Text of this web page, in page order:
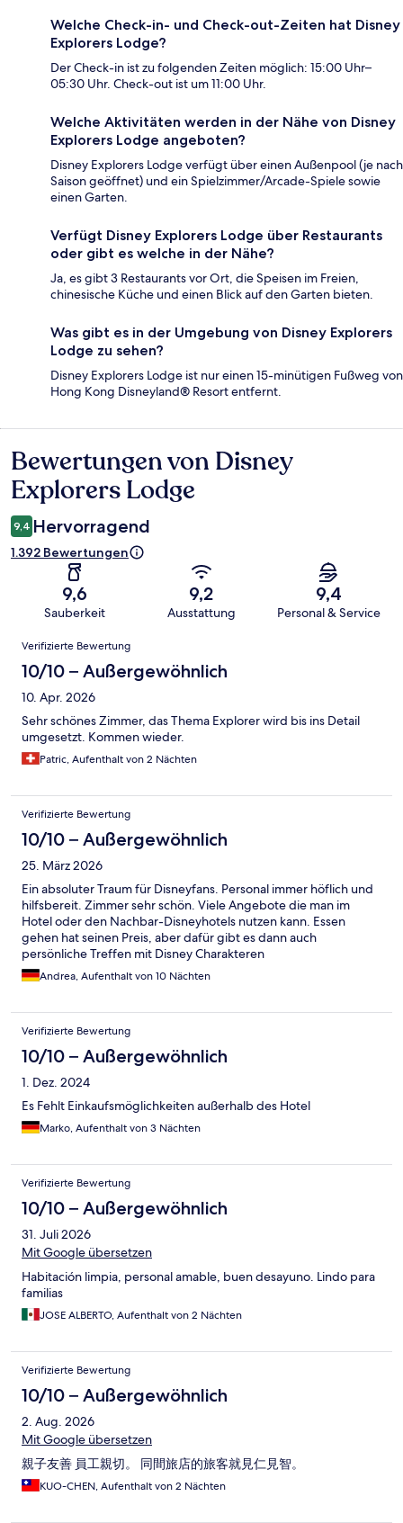
Welche Check-in- und Check-out-Zeiten hat Disney
Explorers Lodge?
Der Check-in ist zu folgenden Zeiten möglich: 15:00 Uhr–
05:30 Uhr. Check-out ist um 11:00 Uhr.
Welche Aktivitäten werden in der Nähe von Disney
Explorers Lodge angeboten?
Disney Explorers Lodge verfügt über einen Außenpool (je nach
Saison geöffnet) und ein Spielzimmer/Arcade-Spiele sowie
einen Garten.
Verfügt Disney Explorers Lodge über Restaurants
oder gibt es welche in der Nähe?
Ja, es gibt 3 Restaurants vor Ort, die Speisen im Freien,
chinesische Küche und einen Blick auf den Garten bieten.
Was gibt es in der Umgebung von Disney Explorers
Lodge zu sehen?
Disney Explorers Lodge ist nur einen 15-minütigen Fußweg von
Hong Kong Disneyland® Resort entfernt.
Bewertungen
Bewertungen von Disney
Explorers Lodge
9,4 Hervorragend
1.392 Bewertungen
9,6
Sauberkeit
9,2
Ausstattung
9,4
Personal & Service
Bewertungen
Verifizierte Bewertung
10/10 – Außergewöhnlich
10. Apr. 2026
Sehr schönes Zimmer, das Thema Explorer wird bis ins Detail
umgesetzt. Kommen wieder.
Patric, Aufenthalt von 2 Nächten
Verifizierte Bewertung
10/10 – Außergewöhnlich
25. März 2026
Ein absoluter Traum für Disneyfans. Personal immer höflich und
hilfsbereit. Zimmer sehr schön. Viele Angebote die man im
Hotel oder den Nachbar-Disneyhotels nutzen kann. Essen
gehen hat seinen Preis, aber dafür gibt es dann auch
persönliche Treffen mit Disney Charakteren
Andrea, Aufenthalt von 10 Nächten
Verifizierte Bewertung
10/10 – Außergewöhnlich
1. Dez. 2024
Es Fehlt Einkaufsmöglichkeiten außerhalb des Hotel
Marko, Aufenthalt von 3 Nächten
Verifizierte Bewertung
10/10 – Außergewöhnlich
31. Juli 2026
Mit Google übersetzen
Habitación limpia, personal amable, buen desayuno. Lindo para
familias
JOSE ALBERTO, Aufenthalt von 2 Nächten
Verifizierte Bewertung
10/10 – Außergewöhnlich
2. Aug. 2026
Mit Google übersetzen
親子友善 員工親切。 同間旅店的旅客就見仁見智。
KUO-CHEN, Aufenthalt von 2 Nächten